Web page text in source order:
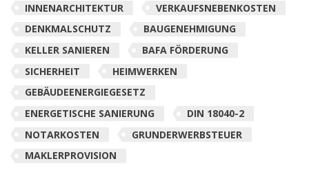
INNENARCHITEKTUR
VERKAUFSNEBENKOSTEN
DENKMALSCHUTZ
BAUGENEHMIGUNG
KELLER SANIEREN
BAFA FÖRDERUNG
SICHERHEIT
HEIMWERKEN
GEBÄUDEENERGIEGESETZ
ENERGETISCHE SANIERUNG
DIN 18040-2
NOTARKOSTEN
GRUNDERWERBSTEUER
MAKLERPROVISION